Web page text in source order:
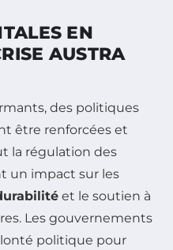
EN
AUSTRA
des politiques
être renforcées et
la régulation des
un impact sur les
et le soutien à
Les gouvernements
politique pour